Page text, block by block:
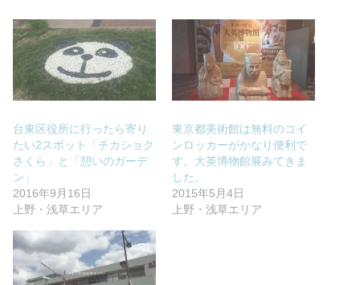
台東区役所に行ったら寄り
たい2スポット「チカショク
さくら」と「憩いのガーデ
ン」
2016年9月16日
上野・浅草エリア
東京都美術館は無料のコイ
ンロッカーがかなり便利で
す。大英博物館展みてきま
した。
2015年5月4日
上野・浅草エリア